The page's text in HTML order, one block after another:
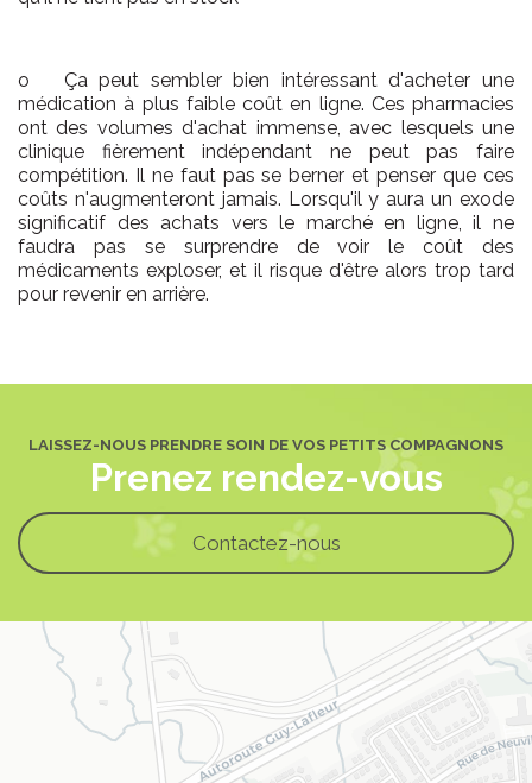
o Ça peut sembler bien intéressant d'acheter une
médication à plus faible coût en ligne. Ces pharmacies
ont des volumes d'achat immense, avec lesquels une
clinique fièrement indépendant ne peut pas faire
compétition. Il ne faut pas se berner et penser que ces
coûts n'augmenteront jamais. Lorsqu'il y aura un exode
significatif des achats vers le marché en ligne, il ne
faudra pas se surprendre de voir le coût des
médicaments exploser, et il risque d'être alors trop tard
pour revenir en arrière.
LAISSEZ-NOUS PRENDRE SOIN DE VOS PETITS COMPAGNONS
Prenez rendez-vous
Contactez-nous